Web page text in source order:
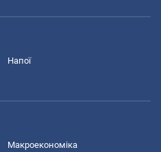
Напої
Макроекономіка